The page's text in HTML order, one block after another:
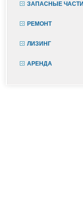
ЗАПАСНЫЕ ЧАСТИ
РЕМОНТ
ЛИЗИНГ
АРЕНДА